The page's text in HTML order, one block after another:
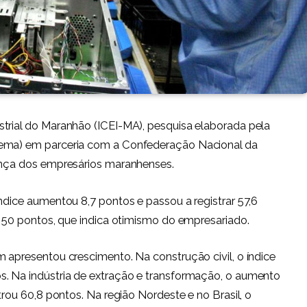
do Maranhão (ICEI-MA), pesquisa elaborada pela
em parceria com a Confederação Nacional da
dos empresários maranhenses.
aumentou 8,7 pontos e passou a registrar 57,6
pontos, que indica otimismo do empresariado.
apresentou crescimento. Na construção civil, o índice
Na indústria de extração e transformação, o aumento
60,8 pontos. Na região Nordeste e no Brasil, o